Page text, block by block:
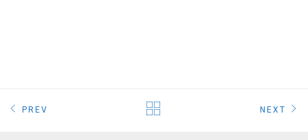
PREV NEXT